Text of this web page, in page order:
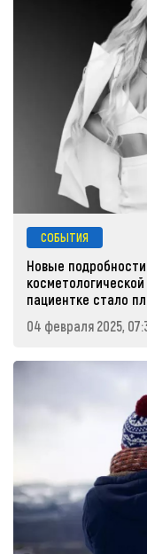
СОБЫТИЯ
Новые
пациентке стало
04 февраля 2025,